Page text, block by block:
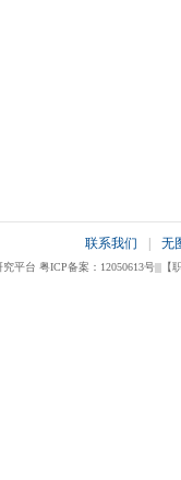
联系我们 无
台 粤ICP备案：12050613号|||【